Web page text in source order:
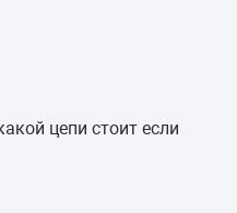
цепи стоит если